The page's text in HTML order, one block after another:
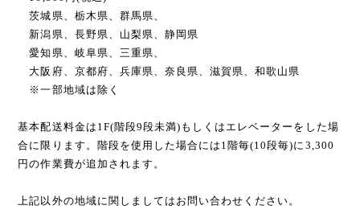
※離島は除く
16,500円(税込)
茨城県、栃木県、群馬県、
新潟県、長野県、山梨県、静岡県
愛知県、岐阜県、三重県、
※一部地域は除く
基本配送料金は1F(階段9段未満)もしくはエレベーターをした場
円の作業費が追加されます。